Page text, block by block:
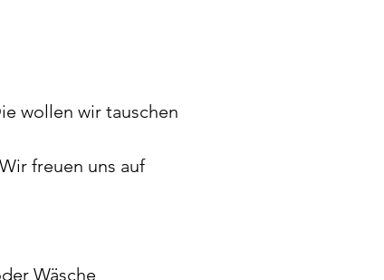
wollen wir tauschen
freuen uns auf
Wäsche